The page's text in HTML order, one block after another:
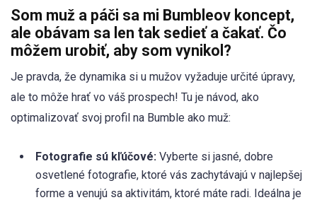
Som muž a páči sa mi Bumbleov koncept,
ale obávam sa len tak sedieť a čakať. Čo
môžem urobiť, aby som vynikol?
Je pravda, že dynamika si u mužov vyžaduje určité úpravy,
ale to môže hrať vo váš prospech! Tu je návod, ako
optimalizovať svoj profil na Bumble ako muž:
Fotografie sú kľúčové: Vyberte si jasné, dobre
osvetlené fotografie, ktoré vás zachytávajú v najlepšej
forme a venujú sa aktivitám, ktoré máte radi. Ideálna je